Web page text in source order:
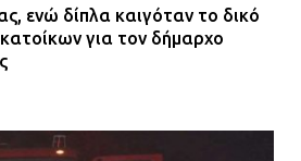
ενώ δίπλα καιγόταν το δικό
για τον δήμαρχο